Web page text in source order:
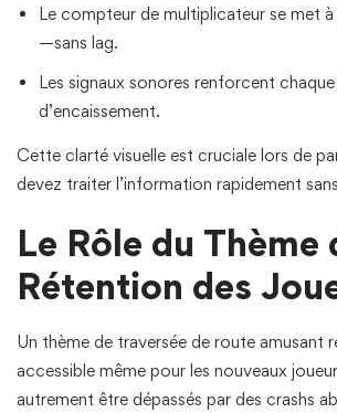
Le compteur de multiplicateur se met
—sans lag.
Les signaux sonores renforcent
d’encaissement.
Cette clarté visuelle est cruciale lors de
devez traiter l’information rapidement
Le Rôle du Thème
Rétention des
Un thème de traversée de route amusant
accessible même pour les nouveaux
autrement être dépassés par des crashs